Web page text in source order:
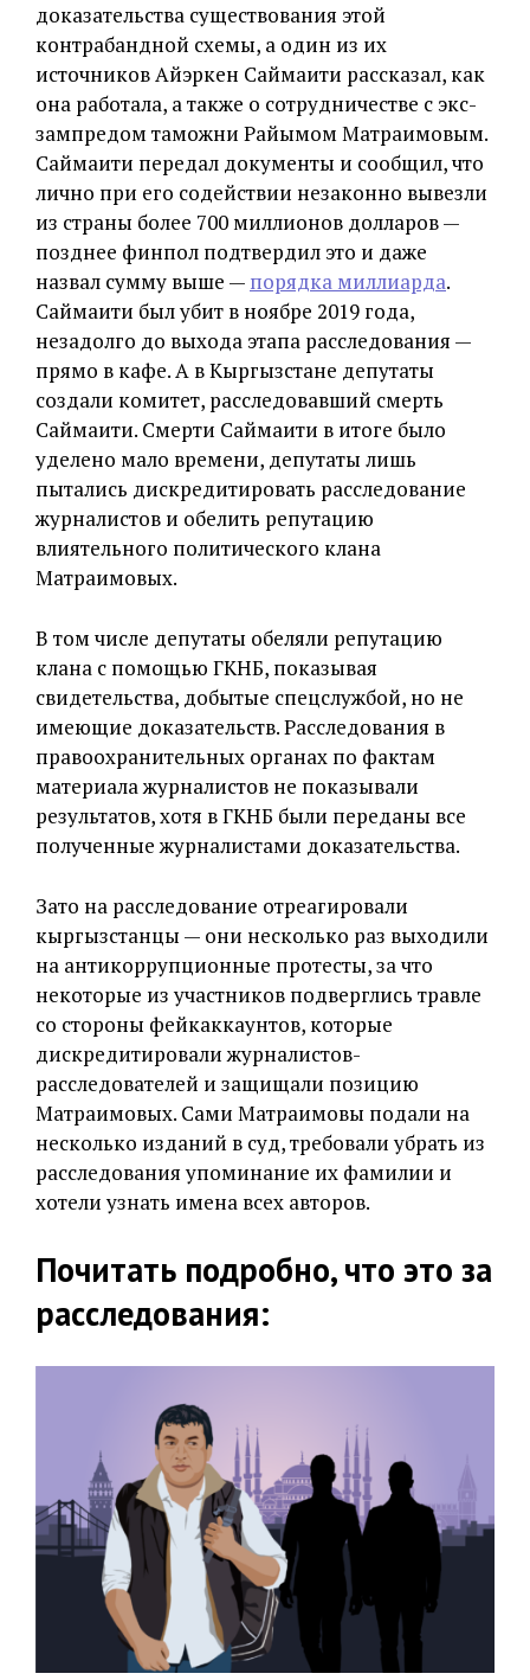
доказательства существования этой
контрабандной схемы, а один из их
источников Айэркен Саймаити рассказал, как
она работала, а также о сотрудничестве с экс-
зампредом таможни Райымом Матраимовым.
Саймаити передал документы и сообщил, что
лично при его содействии незаконно вывезли
из страны более 700 миллионов долларов —
позднее финпол подтвердил это и даже
назвал сумму выше — порядка миллиарда.
Саймаити был убит в ноябре 2019 года,
незадолго до выхода этапа расследования —
прямо в кафе. А в Кыргызстане депутаты
создали комитет, расследовавший смерть
Саймаити. Смерти Саймаити в итоге было
уделено мало времени, депутаты лишь
пытались дискредитировать расследование
журналистов и обелить репутацию
влиятельного политического клана
Матраимовых.
В том числе депутаты обеляли репутацию
клана с помощью ГКНБ, показывая
свидетельства, добытые спецслужбой, но не
имеющие доказательств. Расследования в
правоохранительных органах по фактам
материала журналистов не показывали
результатов, хотя в ГКНБ были переданы все
полученные журналистами доказательства.
Зато на расследование отреагировали
кыргызстанцы — они несколько раз выходили
на антикоррупционные протесты, за что
некоторые из участников подверглись травле
со стороны фейкаккаунтов, которые
дискредитировали журналистов-
расследователей и защищали позицию
Матраимовых. Сами Матраимовы подали на
несколько изданий в суд, требовали убрать из
расследования упоминание их фамилии и
хотели узнать имена всех авторов.
Почитать подробно, что это за
расследования: